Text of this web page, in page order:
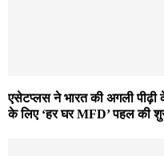
एसेटप्लस ने भारत की अगली
के लिए ‘हर घर MFD’ पहल की